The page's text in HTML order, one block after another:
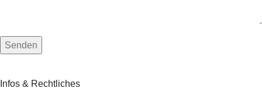
Infos & Rechtliches